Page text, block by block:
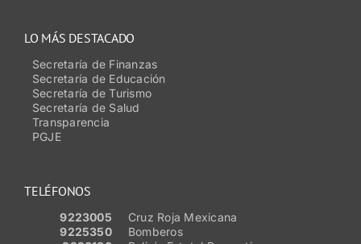
TELÉFONOS
9223005
Cruz Roja Mexicana
9225350
Bomberos
LO MÁS DESTACADO
Secretaría de Finanzas
Secretaría de Educación
Secretaría de Turismo
Secretaría de Salud
Transparencia
PGJE